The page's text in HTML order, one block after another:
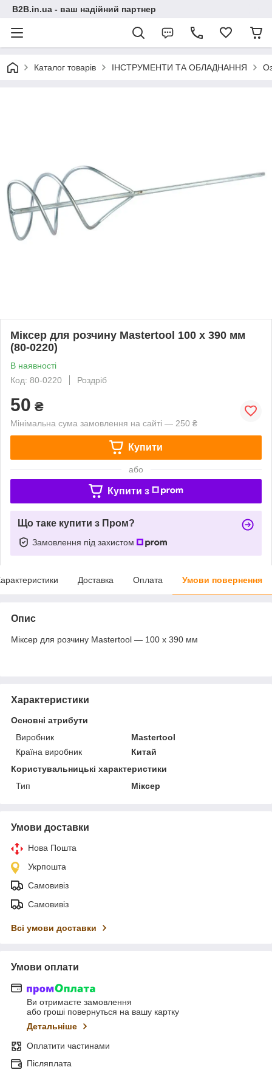
B2B.in.ua - ваш надійний партнер
Каталог товарів ІНСТРУМЕНТИ ТА ОБЛАДНАННЯ
Міксер для розчину Mastertool 100 x 390 мм
(80-0220)
В наявності
Код: 80-0220
Роздріб
50 ₴
Мінімальна сума замовлення на сайті — 250 ₴
Купити
або
Купити з
Що таке купити з Пром?
Замовлення під захистом
Доставка Оплата Умови повернення
Опис
Міксер для розчину Mastertool — 100 x 390 мм
Характеристики
Основні атрибути
Виробник
Mastertool
Країна виробник
Китай
Користувальницькі характеристики
Тип
Міксер
Умови доставки
Нова Пошта
Укрпошта
Самовивіз
Самовивіз
Всі умови доставки
Умови оплати
Ви отримаєте замовлення
або гроші повернуться на вашу картку
Детальніше
Оплатити частинами
Післяплата